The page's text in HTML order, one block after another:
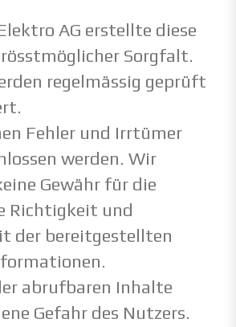
AG erstellte diese
Sorgfalt.
regelmässig geprüft
Fehler und Irrtümer
werden. Wir
Gewähr für die
Richtigkeit und
der bereitgestellten
abrufbaren Inhalte
Gefahr des Nutzers.